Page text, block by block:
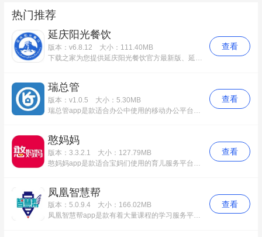
热门推荐
延庆阳光餐饮
版本：v6.8.12
大小：111.40MB
下载之家为您提供延庆阳光餐饮官方最新版、延庆阳光餐饮app免费版等多个应用版本下载，该应用功能完善，使用起来简便快捷。更多延庆阳光餐饮安卓版历史版本，请到下载之家！
查看
瑞总管
版本：v1.0.5
大小：5.30MB
查看
憨妈妈
版本：3.3.2.1
大小：127.79MB
查看
凤凰智慧帮
版本：5.0.9.4
大小：166.02MB
凤凰智慧帮app是款有着大量课程的学习服务平台。凤凰智慧帮app有英语、数学、物理、语文等等，功能齐全，有专门的错题本，记录平时练习或者考试时候做错的题目。凤凰智慧帮还是一个基于移动互联网、大数据、智能推送等技术，结合纸质教辅书的中小学学业及考试数据收集、分析和推送系统。
查看